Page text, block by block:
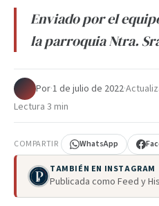
Enviado por el
la parroquia Ntra.
Por·1 de julio de 2022·
Lectura 3 min
COMPARTIR WhatsApp
TAMBIÉN EN INSTAGRAM
Publicada como Feed y